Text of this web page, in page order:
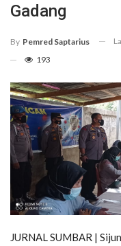
Gadang
By Pemred Saptarius
193
JURNAL SUMBAR |